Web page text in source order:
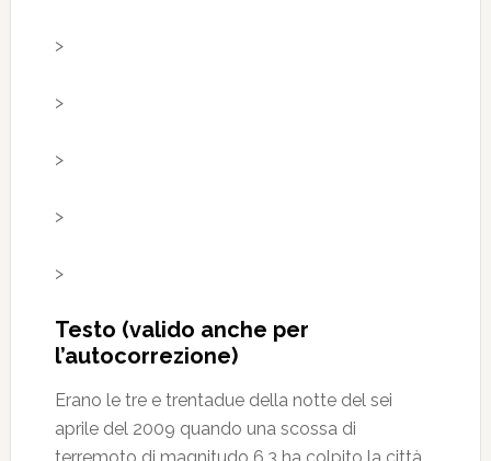
>
>
>
>
>
Testo (valido anche per
l’autocorrezione)
Erano le tre e trentadue della notte del sei
aprile del 2009 quando una scossa di